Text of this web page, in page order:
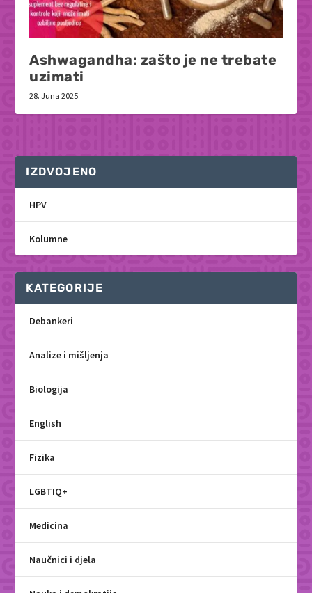
Ashwagandha: zašto je ne trebate
uzimati
28. Juna 2025.
IZDVOJENO
HPV
Kolumne
KATEGORIJE
Debankeri
Analize i mišljenja
Biologija
English
Fizika
LGBTIQ+
Medicina
Naučnici i djela